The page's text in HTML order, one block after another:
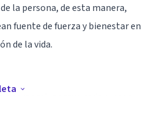
la persona, de esta manera,
fuente de fuerza y bienestar en
de la vida.
corporal, porque cada cuerpo